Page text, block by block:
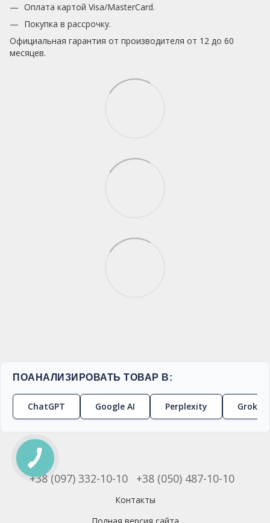
Оплата картой Visa/MasterCard.
Покупка в рассрочку.
Официальная гарантия от производителя от 12 до 60
месяцев.
ПОАНАЛИЗИРОВАТЬ ТОВАР В:
ChatGPT Google AI Perplexity Grok
+38 (097) 332-10-10 +38 (050) 487-10-10
Контакты